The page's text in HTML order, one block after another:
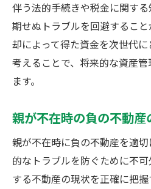
伴う法的手続きや税金に関す
期せぬトラブルを回避するこ
却によって得た資金を次世代
考えることで、将来的な資産
ます。
親が不在時の負の不動産
親が不在時に負の不動産を適
的なトラブルを防ぐために不
する不動産の現状を正確に把